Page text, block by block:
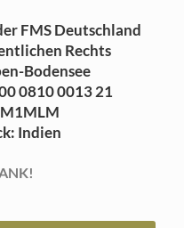
FMS Deutschland
Rechts
Bodensee
0810 0013 21
Indien